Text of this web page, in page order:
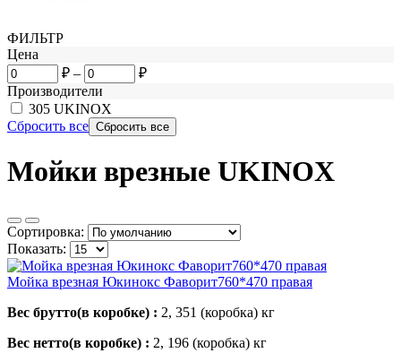
ФИЛЬТР
Цена
₽ –
₽
Производители
305 UKINOX
Сбросить все
Мойки врезные UKINOX
Сортировка:
Показать:
Мойка врезная Юкинокс Фаворит760*470 правая
Вес брутто(в коробке) : 2, 351 (коробка) кг
Вес нетто(в коробке) : 2, 196 (коробка) кг